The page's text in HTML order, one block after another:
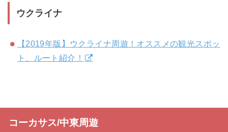
ウクライナ
【2019年版】ウクライナ周遊！オススメの観光スポッ
ト、ルート紹介！
コーカサス/中東周遊